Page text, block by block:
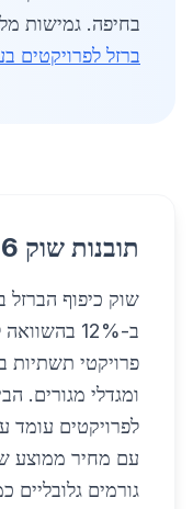
בחיפה. גמישות
ברזל לפרויקטים
תובנות שוק 2026
ב-12%
פרויקטי
ומגדלי מגורים.
גורמים